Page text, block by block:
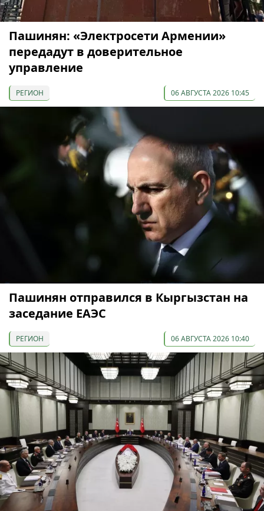
Пашинян: «Электросети Армении»
передадут в доверительное
управление
РЕГИОН 06 АВГУСТА 2026 10:45
Пашинян отправился в Кыргызстан на
заседание ЕАЭС
РЕГИОН 06 АВГУСТА 2026 10:40